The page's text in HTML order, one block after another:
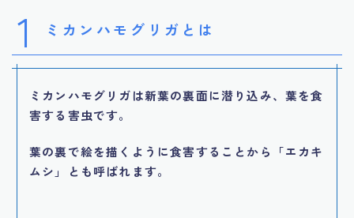
1 ミカンハモグリガとは
ミカンハモグリガは新葉の裏面に潜り込み、葉を食
害する害虫です。
葉の裏で絵を描くように食害することから「エカキ
ムシ」とも呼ばれます。